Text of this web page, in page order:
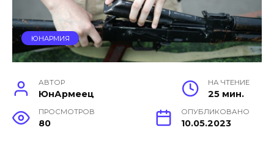
ЮНАРМИЯ
АВТОР
ЮнАрмеец
НА ЧТЕНИЕ
25 мин.
ПРОСМОТРОВ
80
ОПУБЛИКОВАНО
10.05.2023